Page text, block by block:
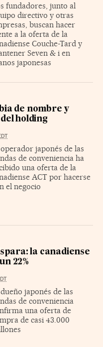
fundadores, junto al
directivo y otras
buscan hacer
a la oferta de la
Couche-Tard y
Seven & i en
japonesas
de nombre y
holding
japonés de las
de conveniencia ha
una oferta de la
ACT por hacerse
el negocio
la canadiense
22%
japonés de las
de conveniencia
una oferta de
de casi 43.000